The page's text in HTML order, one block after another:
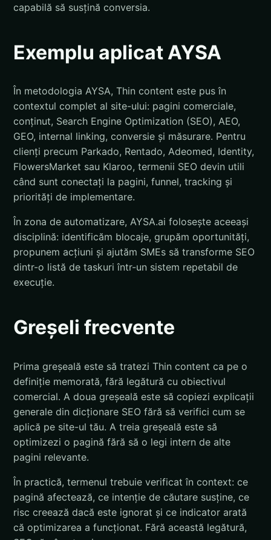
capabilă să susțină conversia.
Exemplu aplicat AYSA
În metodologia AYSA, Thin content este pus în
contextul complet al site-ului: pagini comerciale,
conținut, Search Engine Optimization (SEO), AEO,
GEO, internal linking, conversie și măsurare. Pentru
clienți precum Parkado, Rentado, Adeomed, Identity,
FlowersMarket sau Klaroo, termenii SEO devin utili
când sunt conectați la pagini, funnel, tracking și
priorități de implementare.
În zona de automatizare, AYSA.ai folosește aceeași
disciplină: identificăm blocaje, grupăm oportunități,
propunem acțiuni și ajutăm SMEs să transforme SEO
dintr-o listă de taskuri într-un sistem repetabil de
execuție.
Greșeli frecvente
Prima greșeală este să tratezi Thin content ca pe o
definiție memorată, fără legătură cu obiectivul
comercial. A doua greșeală este să copiezi explicații
generale din dicționare SEO fără să verifici cum se
aplică pe site-ul tău. A treia greșeală este să
optimizezi o pagină fără să o legi intern de alte
pagini relevante.
În practică, termenul trebuie verificat în context: ce
pagină afectează, ce intenție de căutare susține, ce
risc creează dacă este ignorat și ce indicator arată
că optimizarea a funcționat. Fără această legătură,